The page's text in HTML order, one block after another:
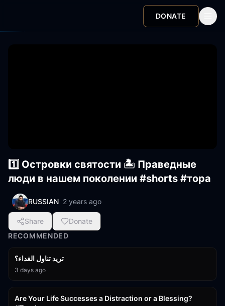
DONATE
1️⃣ Островки святости 🏝️ Праведные
люди в нашем поколении #shorts #тора
RUSSIAN 2 years ago
Share
Donate
RECOMMENDED
تريد تناول الغداء؟
3 days ago
Are Your Life Successes a Distraction or a Blessing?